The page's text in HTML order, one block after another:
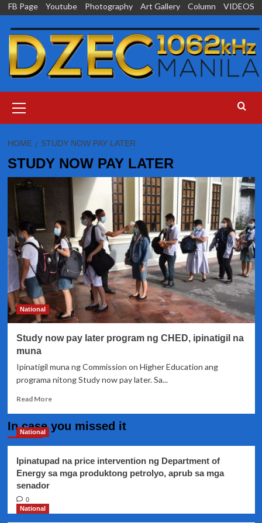
Skip
content
FB Page Youtube Photography Art Gallery Column VIDEOS
Menu
HOME STUDY NOW PAY LATER
STUDY NOW PAY LATER
National
Study now pay later program ng CHED, ipinatigil na
muna
Ipinatigil muna ng Commission on Higher Education ang
programa nitong Study now pay later. Sa...
Read MoreRead
Study
later
program
In case you missed it
National
Ipinatupad na price intervention ng Department of
Energy sa mga produktong petrolyo, aprub sa mga
senador
0
National